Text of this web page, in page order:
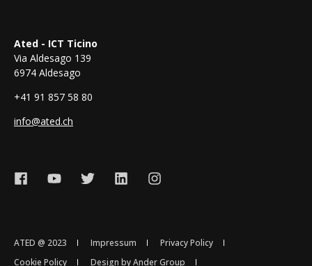
Ated - ICT Ticino
Via Aldesago 139
6974 Aldesago
+41 91 857 58 80
info@ated.ch
ATED @ 2023 Impressum
Privacy Policy
Cookie Policy
Design by Ander Group